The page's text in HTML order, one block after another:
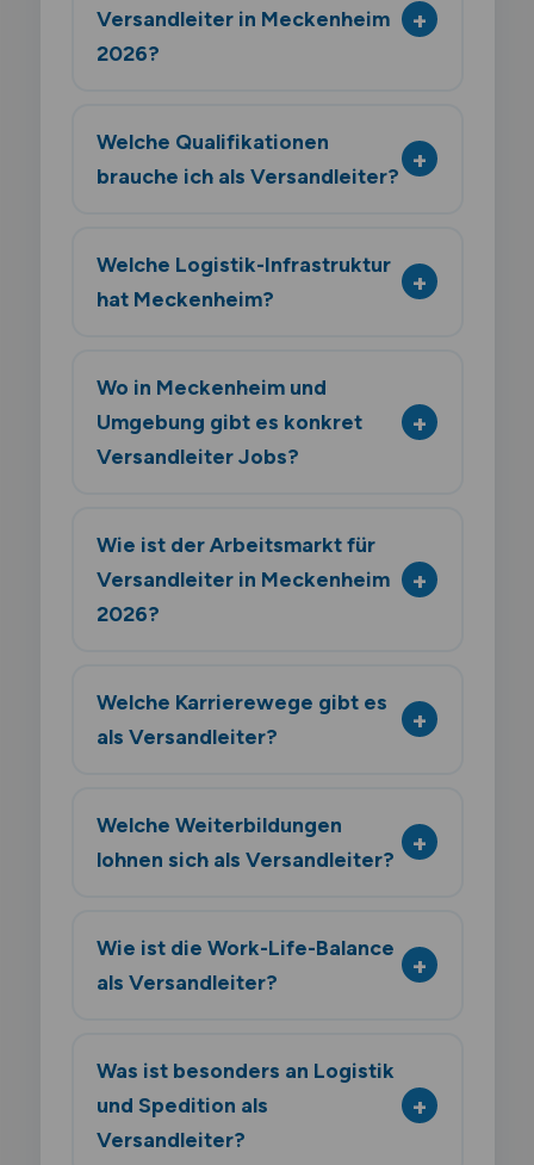
Versandleiter in Meckenheim
2026?
Welche Qualifikationen
brauche ich als Versandleiter?
Welche Logistik-Infrastruktur
hat Meckenheim?
Wo in Meckenheim und
Umgebung gibt es konkret
Versandleiter Jobs?
Wie ist der Arbeitsmarkt für
Versandleiter in Meckenheim
2026?
Welche Karrierewege gibt es
als Versandleiter?
Welche Weiterbildungen
lohnen sich als Versandleiter?
Wie ist die Work-Life-Balance
als Versandleiter?
Was ist besonders an Logistik
und Spedition als
Versandleiter?